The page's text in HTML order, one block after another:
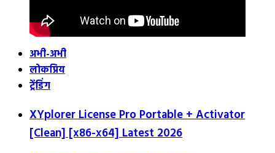
अभी-अभी
लोकप्रिय
ट्रेंडिंग
XYplorer License Pro Portable + Activator
[Clean] [x86-x64] Latest 2026